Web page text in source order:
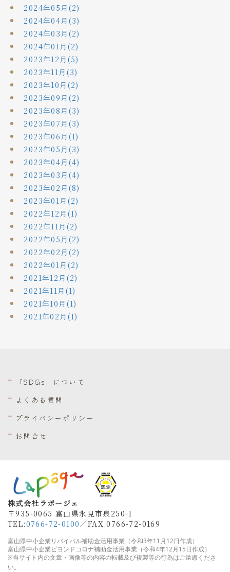
2024年05月(2)
2024年04月(3)
2024年03月(2)
2024年01月(2)
2023年12月(5)
2023年11月(3)
2023年10月(2)
2023年09月(2)
2023年08月(3)
2023年07月(3)
2023年06月(1)
2023年05月(3)
2023年04月(4)
2023年03月(4)
2023年02月(8)
2023年01月(2)
2022年12月(1)
2022年11月(2)
2022年05月(2)
2022年02月(2)
2022年01月(2)
2021年12月(2)
2021年11月(1)
2021年10月(1)
2021年02月(1)
「SDGs」について
よくある質問
プライバシーポリシー
お問合せ
株式会社ラポージェ
〒935-0065 富山県氷見市泉250-1
TEL:0766-72-0100／FAX:0766-72-0169
富山県中小企業リバイバル補助金活用事業（令和3年11月12日作成）
富山県中小企業ビヨンドコロナ補助金活用事業（令和4年12月15日作成）
※当サイト内の文章・画像等の内容の転載及び複製等の行為はご遠慮くださ
い。